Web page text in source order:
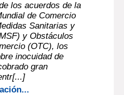
los acuerdos de la
de Comercio
Sanitarias y
y Obstáculos
(OTC), los
inocuidad de
gran